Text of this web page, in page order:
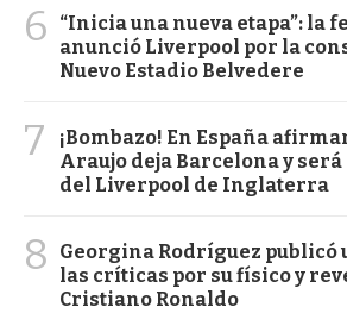
6
“Inicia una nueva etapa”: la
anunció Liverpool por la
Nuevo Estadio Belvedere
7
¡Bombazo! En España
Araujo deja Barcelona y
del Liverpool de Inglaterra
8
Georgina Rodríguez publicó
las críticas por su físico y
Cristiano Ronaldo